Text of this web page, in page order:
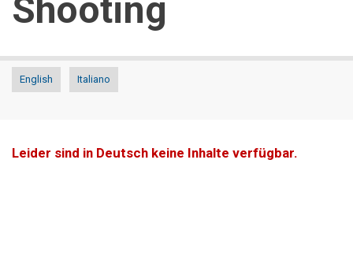
Shooting
English Italiano
Leider sind in Deutsch keine Inhalte verfügbar.